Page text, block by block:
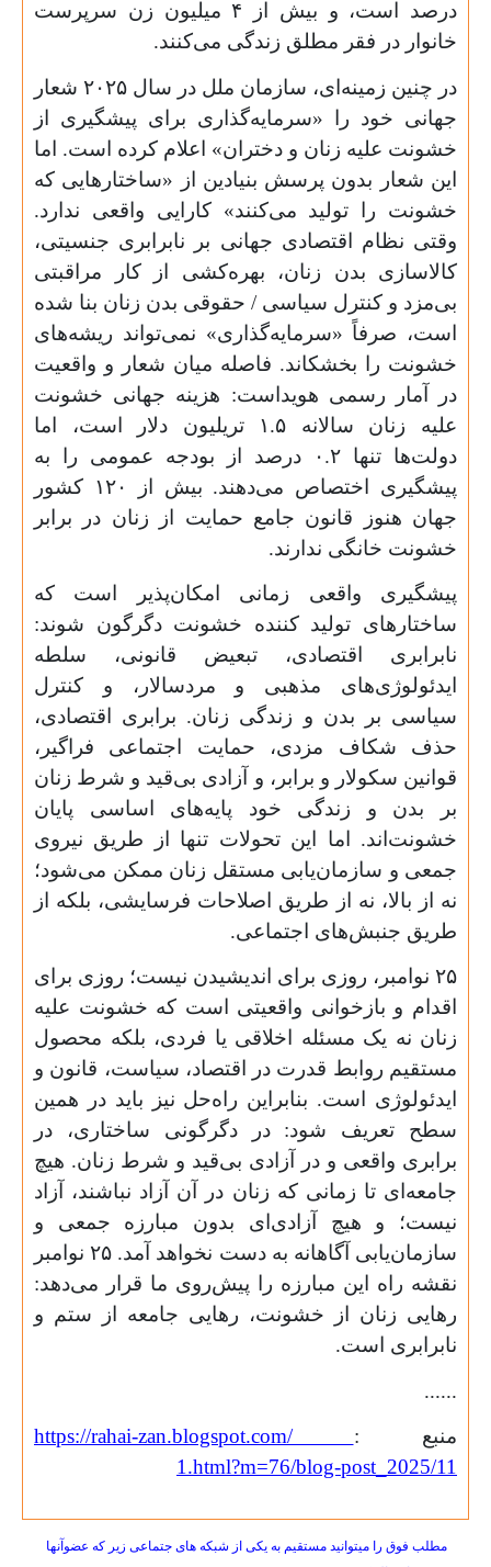
درصد است، و بیش از ۴ میلیون زن سرپرست
خانوار در فقر مطلق زندگی می‌کنند.
در چنین زمینه‌ای، سازمان ملل در سال ۲۰۲۵ شعار
جهانی خود را «سرمایه‌گذاری برای پیشگیری از
خشونت علیه زنان و دختران» اعلام کرده است. اما
این شعار بدون پرسش بنیادین از «ساختارهایی که
خشونت را تولید می‌کنند» کارایی واقعی ندارد.
وقتی نظام اقتصادی جهانی بر نابرابری جنسیتی،
کالاسازی بدن زنان، بهره‌کشی از کار مراقبتی
بی‌مزد و کنترل سیاسی / حقوقی بدن زنان بنا شده
است، صرفاً «سرمایه‌گذاری» نمی‌تواند ریشه‌های
خشونت را بخشکاند. فاصله میان شعار و واقعیت
در آمار رسمی هویداست: هزینه جهانی خشونت
علیه زنان سالانه ۱.۵ تریلیون دلار است، اما
دولت‌ها تنها ۰.۲
درصد از بودجه عمومی را به
پیشگیری اختصاص می‌دهند. بیش از
۱۲۰ کشور
جهان هنوز قانون جامع حمایت از زنان در برابر
خشونت خانگی ندارند.
پیشگیری واقعی زمانی امکان‌پذیر است که
ساختارهای تولید کننده خشونت دگرگون شوند:
نابرابری اقتصادی، تبعیض قانونی، سلطه
ایدئولوژی‌های مذهبی و مردسالار، و کنترل
سیاسی بر بدن و زندگی زنان. برابری اقتصادی،
حذف شکاف مزدی، حمایت اجتماعی فراگیر،
قوانین سکولار و برابر، و آزادی بی‌قید و شرط زنان
بر بدن و زندگی خود پایه‌های اساسی پایان
خشونت‌اند. اما این تحولات تنها از طریق نیروی
جمعی و سازمان‌یابی مستقل زنان ممکن می‌شود؛
نه از بالا، نه از طریق اصلاحات فرسایشی، بلکه از
طریق جنبش‌های اجتماعی.
۲۵ نوامبر، روزی برای اندیشیدن نیست؛ روزی برای
اقدام و بازخوانی واقعیتی است که خشونت علیه
زنان نه یک مسئله اخلاقی یا فردی، بلکه محصول
مستقیم روابط قدرت در اقتصاد، سیاست، قانون و
ایدئولوژی است. بنابراین راه‌حل نیز باید در همین
سطح تعریف شود: در دگرگونی ساختاری، در
برابری واقعی و در آزادی بی‌قید و شرط زنان. هیچ
جامعه‌ای تا زمانی که زنان در آن آزاد نباشند، آزاد
نیست؛ و هیچ آزادی‌ای بدون مبارزه جمعی و
سازمان‌یابی آگاهانه به دست نخواهد آمد. ۲۵ نوامبر
نقشه راه این مبارزه را پیش‌روی ما قرار می‌دهد:
رهایی زنان از خشونت، رهایی جامعه از ستم و
نابرابری است.
......
منبع :
https://rahai-zan.blogspot.com/
2025/11
/blog-post_
76
.html?m=
1
مطلب فوق را میتوانید مستقیم به یکی از شبکه های جتماعی زیر که عضوآنها